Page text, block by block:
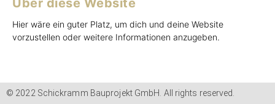
Über diese Website
Hier wäre ein guter Platz, um dich und deine Website
vorzustellen oder weitere Informationen anzugeben.
© 2022 Schickramm Bauprojekt GmbH. All rights reserved.